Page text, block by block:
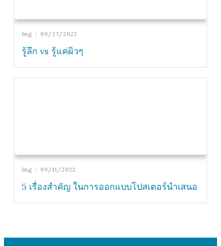
Ing 09/27/2022
รู้ลึก vs รู้แค่ผิวๆ
Ing 09/11/2022
5 เรื่องสำคัญ ในการออกแบบโปสเตอร์นำเสนอ